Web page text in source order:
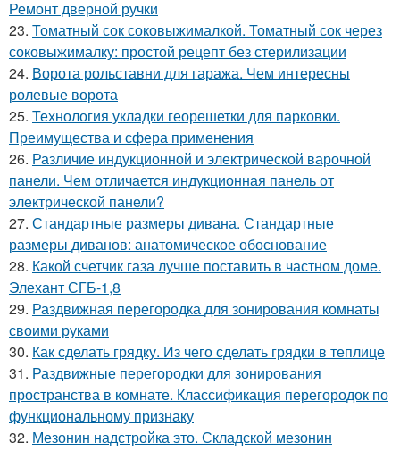
Ремонт дверной ручки
23. Томатный сок соковыжималкой. Томатный сок через
соковыжималку: простой рецепт без стерилизации
24. Ворота рольставни для гаража. Чем интересны
ролевые ворота
25. Технология укладки георешетки для парковки.
Преимущества и сфера применения
26. Различие индукционной и электрической варочной
панели. Чем отличается индукционная панель от
электрической панели?
27. Стандартные размеры дивана. Стандартные
размеры диванов: анатомическое обоснование
28. Какой счетчик газа лучше поставить в частном доме.
Элехант СГБ-1,8
29. Раздвижная перегородка для зонирования комнаты
своими руками
30. Как сделать грядку. Из чего сделать грядки в теплице
31. Раздвижные перегородки для зонирования
пространства в комнате. Классификация перегородок по
функциональному признаку
32. Мезонин надстройка это. Складской мезонин